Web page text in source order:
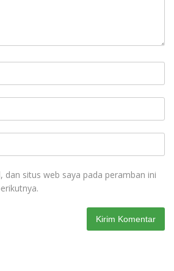
dan situs web saya pada peramban ini